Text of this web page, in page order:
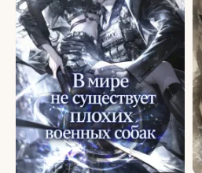
ДРУГОЕ
Скрытие личности10